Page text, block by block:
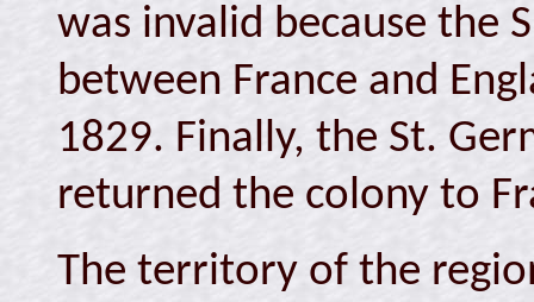
was invalid because the
between France and
1829. Finally, the St.
returned the colony to
The territory of the